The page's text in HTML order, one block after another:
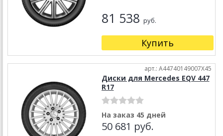
81 538 руб.
Купить
арт.: A44740149007X45
Диски для Mercedes EQV 447
R17
На заказ 45 дней
50 681 руб.